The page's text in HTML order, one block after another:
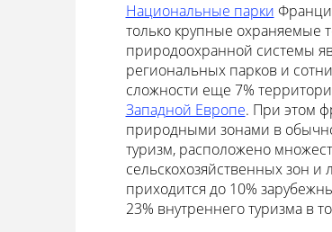
Национальные парки
только крупные охраняемые
природоохранной системы
региональных парков и
сложности еще 7%
Западной Европе. При этом
природными зонами в
туризм, расположено
сельскохозяйственных зон
приходится до 10%
23% внутреннего туризма в